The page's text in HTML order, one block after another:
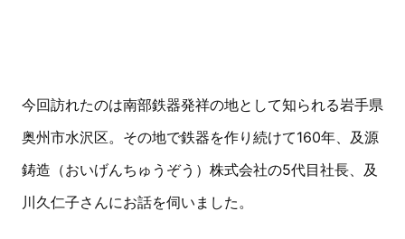
今回訪れたのは南部鉄器発祥の地として知られる岩手県
奥州市水沢区。その地で鉄器を作り続けて160年、及源
鋳造（おいげんちゅうぞう）株式会社の5代目社長、及
川久仁子さんにお話を伺いました。